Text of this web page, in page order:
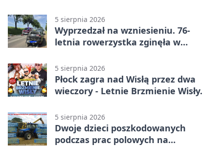
5 sierpnia 2026
Wyprzedzał na wzniesieniu. 76-
letnia rowerzystka zginęła w
5 sierpnia 2026
Płock zagra nad Wisłą przez dwa
wieczory - Letnie Brzmienie Wisły.
5 sierpnia 2026
Dwoje dzieci poszkodowanych
podczas prac polowych na